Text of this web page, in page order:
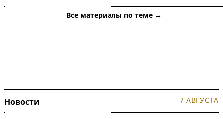
Все материалы по теме →
Новости 7 АВГУСТА